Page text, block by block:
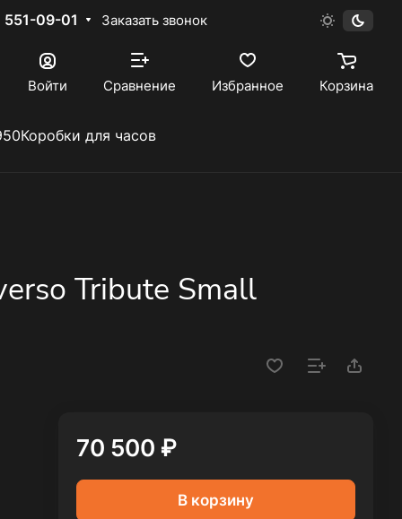
09-01 Заказать звонок
Войти Сравнение Избранное Корзина
Коробки для часов
Tribute Small
70 500 ₽
В корзину